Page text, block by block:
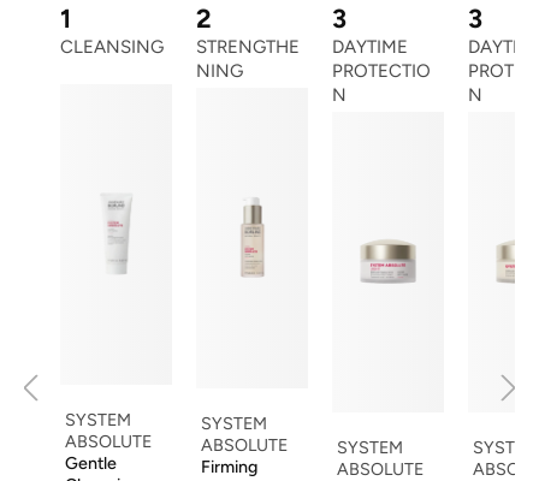
1
CLEANSING
SYSTEM
ABSOLUTE
Gentle
2
STRENGTHE
NING
SYSTEM
ABSOLUTE
Firming
3
DAYTIME
PROTECTIO
N
SYSTEM
ABSOLUTE
3
N
SYSTEM